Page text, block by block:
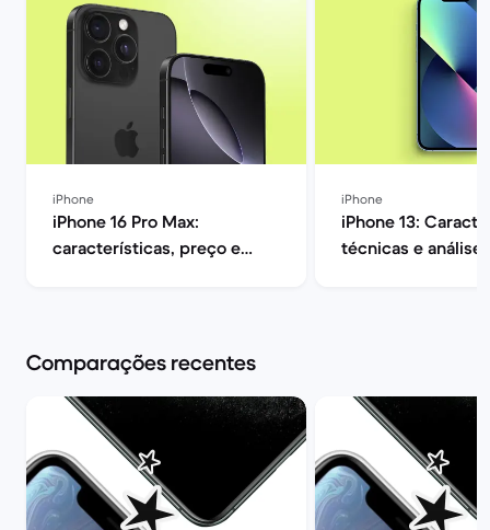
iPhone
iPhone 16 Pro Max:
características, preço e
iPhone
iPhone 13:
técnicas e
Comparações recentes